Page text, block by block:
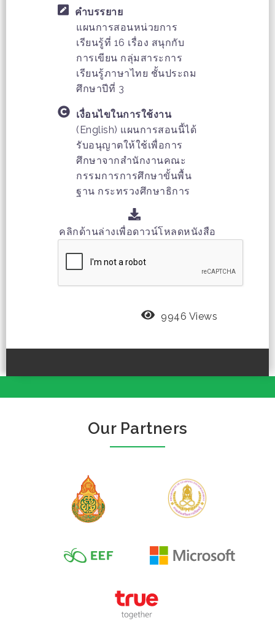
คำบรรยาย
แผนการสอนหน่วยการ
เรียนรู้ที่ 16 เรื่อง สนุกกับ
การเขียน กลุ่มสาระการ
เรียนรู้ภาษาไทย ชั้นประถม
ศึกษาปีที่ 3
เงื่อนไขในการใช้งาน
(English) แผนการสอนนี้ได้
รับอนุญาตให้ใช้เพื่อการ
ศึกษาจากสำนักงานคณะ
กรรมการการศึกษาขั้นพื้น
ฐาน กระทรวงศึกษาธิการ
คลิกด้านล่างเพื่อดาวน์โหลดหนังสือ
9946 Views
Our Partners